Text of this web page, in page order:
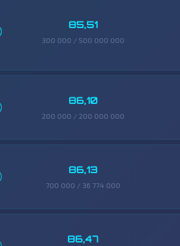
85,51
300 000 / 500 000 000
86,10
200 000 / 200 000 000
86,13
700 000 / 36 774 000
86,47